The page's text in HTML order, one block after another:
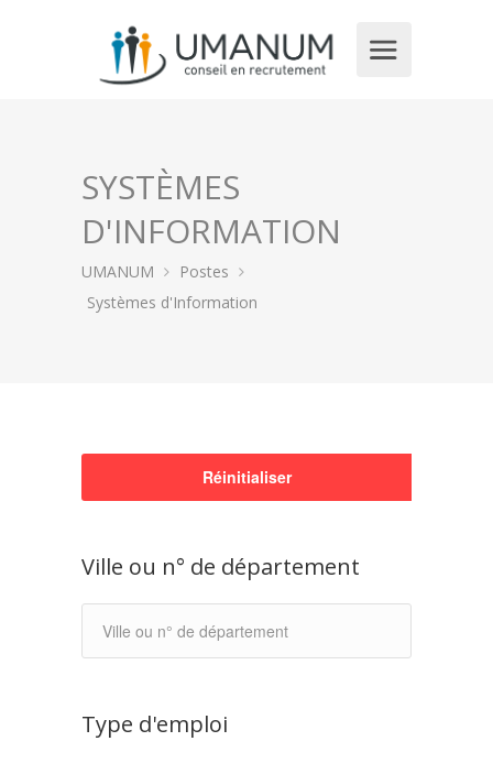
SYSTÈMES
D'INFORMATION
UMANUM
Postes
Systèmes d'Information
Réinitialiser
Ville ou n° de département
Type d'emploi